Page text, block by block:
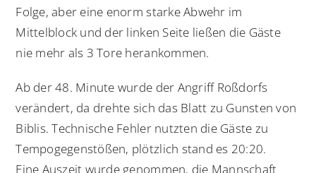
Folge, aber eine enorm starke Abwehr im
Mittelblock und der linken Seite ließen die Gäste
nie mehr als 3 Tore herankommen.
Ab der 48. Minute wurde der Angriff Roßdorfs
verändert, da drehte sich das Blatt zu Gunsten von
Biblis. Technische Fehler nutzten die Gäste zu
Tempogegenstößen, plötzlich stand es 20:20.
Eine Auszeit wurde genommen, die Mannschaft